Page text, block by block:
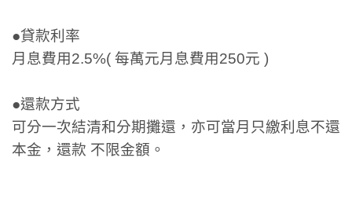
●貸款利率
月息費用2.5%( 每萬元月息費用250元 )
●還款方式
可分一次結清和分期攤還，亦可當月只繳利息不還
本金，還款 不限金額。